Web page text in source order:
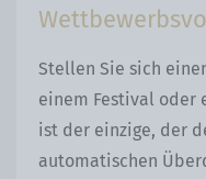
Stellen Sie sich
einem Festival oder
ist der einzige, der
automatischen